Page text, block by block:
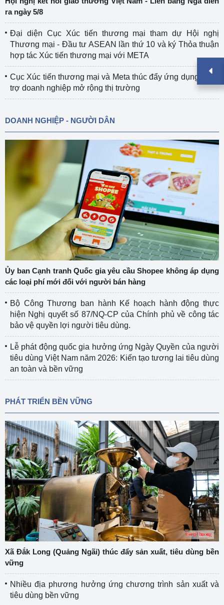
ra ngày 5/8
Đại diện Cục Xúc tiến thương mại tham dự Hội nghị
Thương mại - Đầu tư ASEAN lần thứ 10 và ký Thỏa thuận
hợp tác Xúc tiến thương mại với META
Cục Xúc tiến thương mại và Meta thúc đẩy ứng dụng AI hỗ
trợ doanh nghiệp mở rộng thị trường
DOANH NGHIỆP - NGƯỜI DÂN
Ủy ban Cạnh tranh Quốc gia yêu cầu Shopee không áp dụng
các loại phí mới đối với người bán hàng
Bộ Công Thương ban hành Kế hoạch hành động thực
hiện Nghị quyết số 87/NQ-CP của Chính phủ về công tác
bảo vệ quyền lợi người tiêu dùng.
Lễ phát động quốc gia hưởng ứng Ngày Quyền của người
tiêu dùng Việt Nam năm 2026: Kiến tạo tương lai tiêu dùng
an toàn và bền vững
PHÁT TRIỂN BỀN VỮNG
Xã Đắk Long (Quảng Ngãi) thúc đẩy sản xuất, tiêu dùng bền
vững
Nhiều địa phương hưởng ứng chương trình sản xuất và
tiêu dùng bền vững